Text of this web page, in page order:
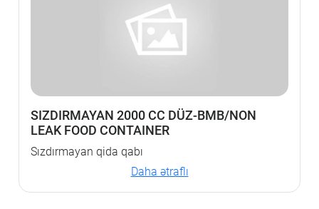
SIZDIRMAYAN 2000 CC DÜZ-BMB/NON
LEAK FOOD CONTAINER
Sızdırmayan qida qabı
Daha ətraflı